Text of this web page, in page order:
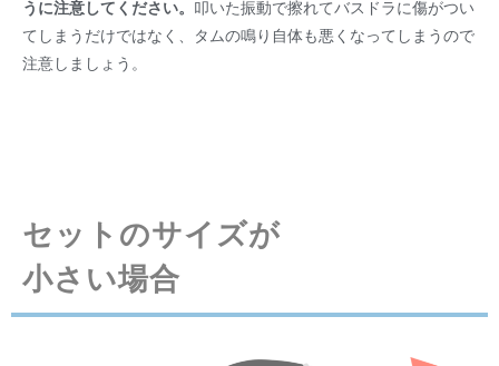
うに注意してください。 叩いた振動で擦れてバスドラに傷がつい
てしまうだけではなく、タムの鳴り自体も悪くなってしまうので
注意しましょう。
セットのサイズが
小さい場合